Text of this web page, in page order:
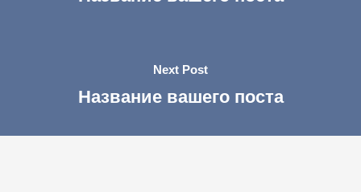
Next Post
Название вашего поста